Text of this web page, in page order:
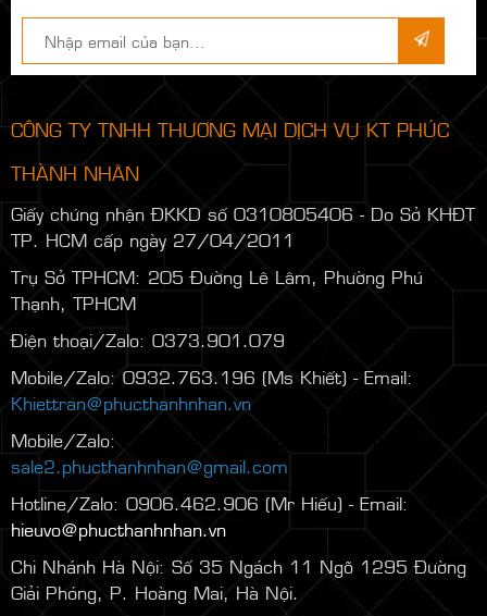
CÔNG TY TNHH THƯƠNG MẠI DỊCH VỤ KT PHÚC
THÀNH NHÂN
Giấy chứng nhận ĐKKD số 0310805406 - Do Sở KHĐT
TP. HCM cấp ngày 27/04/2011
Trụ Sở TPHCM: 205 Đường Lê Lâm, Phường Phú
Thạnh, TPHCM
Điện thoại/Zalo: 0373.901.079
Mobile/Zalo: 0932.763.196 (Ms Khiết) - Email:
Khiettran@phucthanhnhan.vn
Mobile/Zalo:
0986.272.500
sale2.phucthanhnhan@gmail.com
Hotline/Zalo: 0906.462.906 (Mr Hiếu) - Email:
hieuvo@phucthanhnhan.vn
Chi Nhánh Hà Nội: Số 35 Ngách 11 Ngõ 1295 Đường
Giải Phóng, P. Hoàng Mai, Hà Nội.